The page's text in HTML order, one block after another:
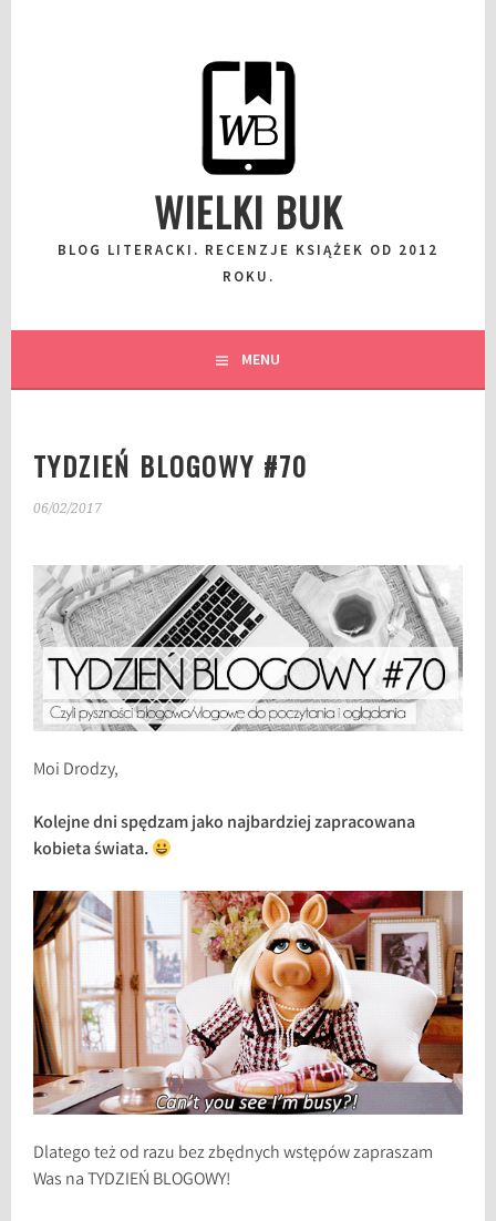
WIELKI BUK
BLOG LITERACKI. RECENZJE KSIĄŻEK OD 2012
ROKU.
MENU
TYDZIEŃ BLOGOWY #70
06/02/2017
Moi Drodzy,
Kolejne dni spędzam jako najbardziej zapracowana
kobieta świata.
Dlatego też od razu bez zbędnych wstępów zapraszam
Was na TYDZIEŃ BLOGOWY!